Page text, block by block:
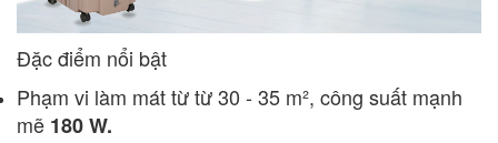
Đặc điểm nổi bật
Phạm vi làm mát từ từ 30 - 35 m², công suất mạnh
mẽ 180 W.